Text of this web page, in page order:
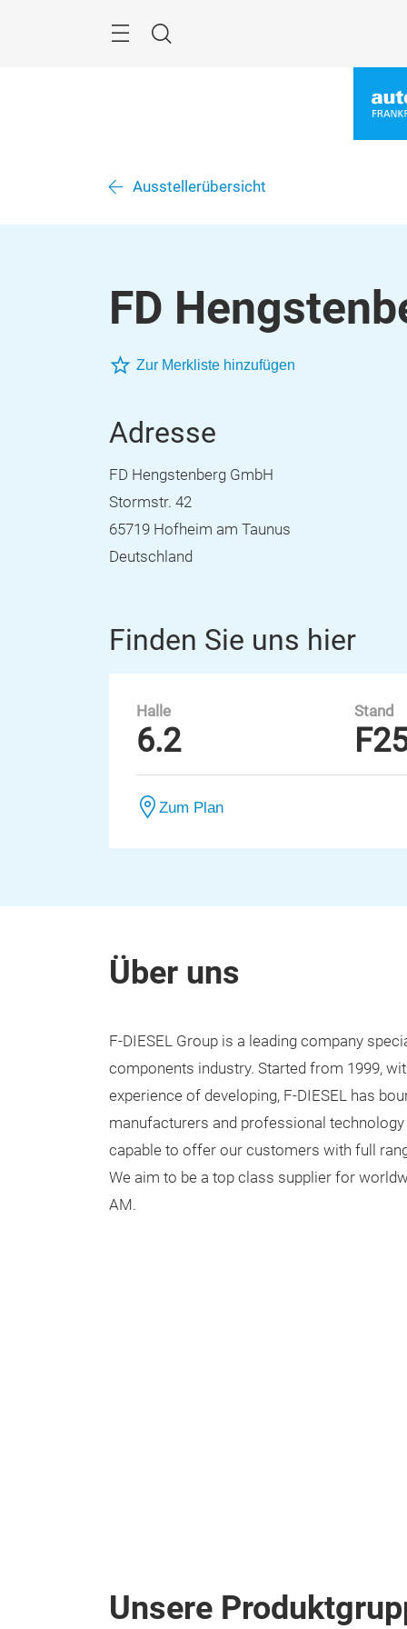
Suche
Ausstellerübersicht
FD
Zur Merkliste hinzufügen
Adresse
FD Hengstenberg GmbH
Stormstr. 42
65719 Hofheim am Taunus
Deutschland
Finden Sie uns hier
Halle
6.2
Stand
Zum Plan
Über uns
F-DIESEL Group is a leading company
components industry. Started from 1999,
experience of developing, F-DIESEL has
manufacturers and professional
capable to offer our customers with full
We aim to be a top class supplier for
AM.
Unsere